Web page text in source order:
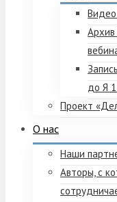
Архив
до Я
Проект
О нас
Наши
Авторы, с